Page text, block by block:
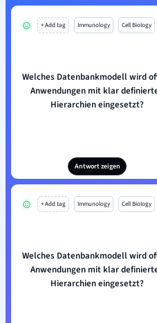
+ Add tag Immunology Cell Biology
Welches Datenbankmodell wird
Anwendungen mit klar
Hierarchien eingesetzt?
Antwort zeigen
+ Add tag Immunology Cell Biology
Welches Datenbankmodell wird
Anwendungen mit klar
Hierarchien eingesetzt?